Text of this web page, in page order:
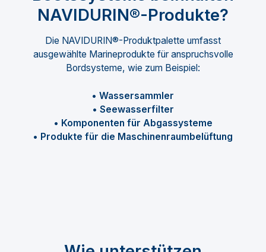
NAVIDURIN®-Produkte?
Die NAVIDURIN®-Produktpalette umfasst
ausgewählte Marineprodukte für anspruchsvolle
Bordsysteme, wie zum Beispiel:
• Wassersammler
• Seewasserfilter
• Komponenten für Abgassysteme
• Produkte für die Maschinenraumbelüftung